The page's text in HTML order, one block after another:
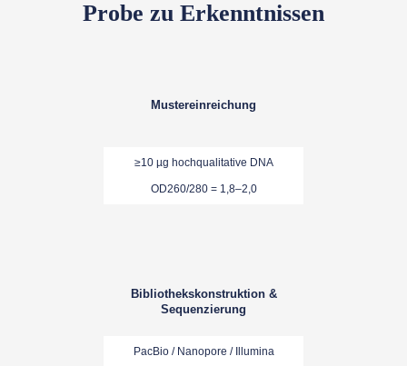
Probe zu Erkenntnissen
Mustereinreichung
≥10 µg hochqualitative DNA
OD260/280 = 1,8–2,0
Bibliothekskonstruktion &
Sequenzierung
PacBio / Nanopore / Illumina